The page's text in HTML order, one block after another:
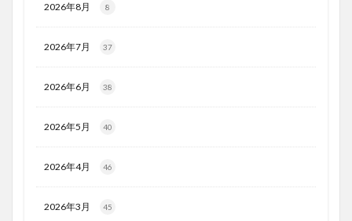
2026年8月 8
2026年7月 37
2026年6月 38
2026年5月 40
2026年4月 46
2026年3月 45